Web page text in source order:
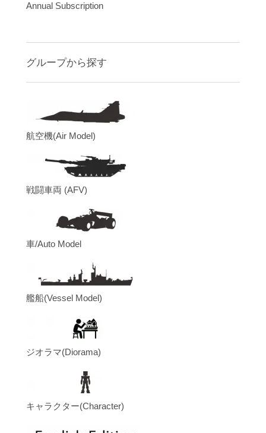
Annual Subscription
グループから探す
航空機(Air Model)
戦闘車両 (AFV)
車/Auto Model
艦船(Vessel Model)
ジオラマ(Diorama)
キャラクター(Character)